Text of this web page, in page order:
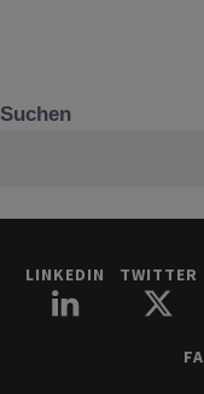
Suchen
LINKEDIN TWITTER